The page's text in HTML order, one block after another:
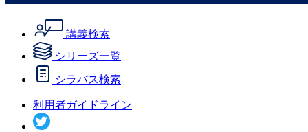
講義検索
シリーズ一覧
シラバス検索
利用者ガイドライン